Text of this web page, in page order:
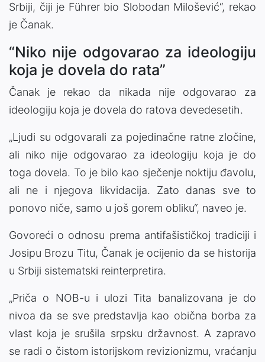
Srbiji, čiji je Führer bio Slobodan Milošević“, rekao
je Čanak.
“Niko nije odgovarao za ideologiju
koja je dovela do rata”
Čanak je rekao da nikada nije odgovarao za
ideologiju koja je dovela do ratova devedesetih.
„Ljudi su odgovarali za pojedinačne ratne zločine,
ali niko nije odgovarao za ideologiju koja je do
toga dovela. To je bilo kao sječenje noktiju đavolu,
ali ne i njegova likvidacija. Zato danas sve to
ponovo niče, samo u još gorem obliku“, naveo je.
Govoreći o odnosu prema antifašističkoj tradiciji i
Josipu Brozu Titu, Čanak je ocijenio da se historija
u Srbiji sistematski reinterpretira.
„Priča o NOB-u i ulozi Tita banalizovana je do
nivoa da se sve predstavlja kao obična borba za
vlast koja je srušila srpsku državnost. A zapravo
se radi o čistom istorijskom revizionizmu, vraćanju